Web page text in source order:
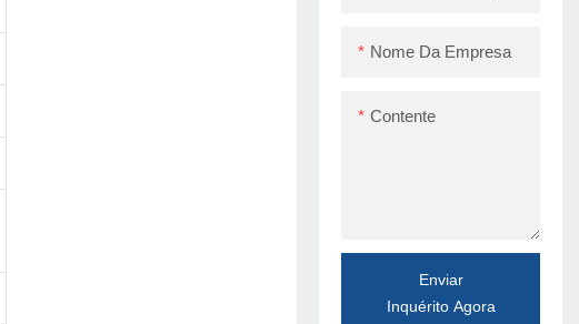
Nome Da Empresa
Contente
Enviar
Inquérito Agora